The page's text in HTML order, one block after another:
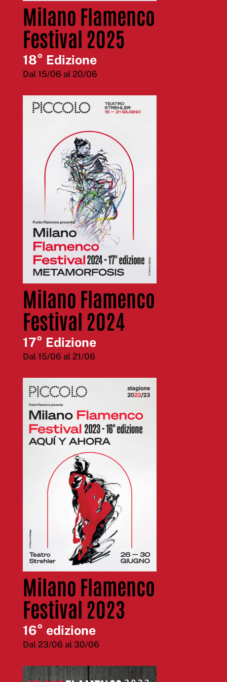
Milano Flamenco
Festival 2025
18° Edizione
Dal 15/06 al 20/06
Milano Flamenco
Festival 2024
17° Edizione
Dal 15/06 al 21/06
Milano Flamenco
Festival 2023
16° edizione
Dal 23/06 al 30/06